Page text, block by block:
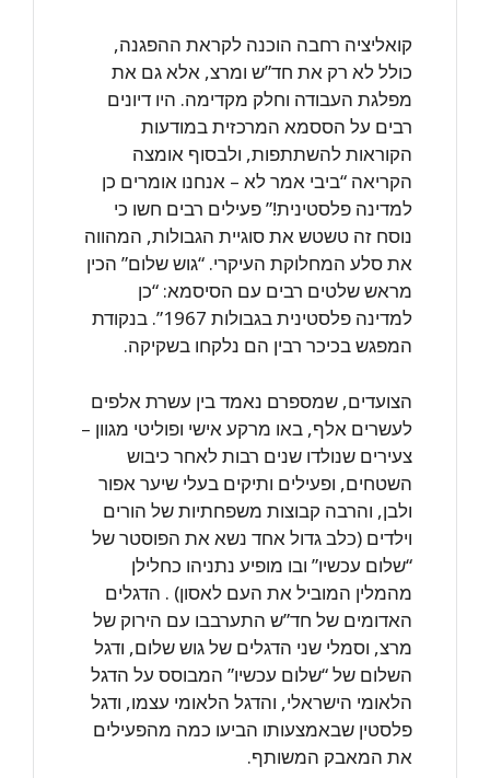
קואליציה רחבה הוכנה לקראת ההפגנה,
כולל לא רק את חד”ש ומרצ, אלא גם את
מפלגת העבודה וחלק מקדימה. היו דיונים
רבים על הססמא המרכזית במודעות
הקוראות להשתתפות, ולבסוף אומצה
הקריאה “ביבי אמר לא – אנחנו אומרים כן
למדינה פלסטינית!” פעילים רבים חשו כי
נוסח זה טשטש את סוגיית הגבולות, המהווה
את סלע המחלוקת העיקרי. “גוש שלום” הכין
מראש שלטים רבים עם הסיסמא: “כן
למדינה פלסטינית בגבולות 1967”. בנקודת
המפגש בכיכר רבין הם נלקחו בשקיקה.
הצועדים, שמספרם נאמד בין עשרת אלפים
לעשרים אלף, באו מרקע אישי ופוליטי מגוון –
צעירים שנולדו שנים רבות לאחר כיבוש
השטחים, ופעילים ותיקים בעלי שיער אפור
ולבן, והרבה קבוצות משפחתיות של הורים
וילדים (כלב גדול אחד נשא את הפוסטר של
“שלום עכשיו” ובו מופיע נתניהו כחלילן
מהמלין המוביל את העם לאסון) . הדגלים
האדומים של חד”ש התערבבו עם הירוק של
מרצ, וסמלי שני הדגלים של גוש שלום, ודגל
השלום של “שלום עכשיו” המבוסס על הדגל
הלאומי הישראלי, והדגל הלאומי עצמו, ודגל
פלסטין שבאמצעותו הביעו כמה מהפעילים
את המאבק המשותף.